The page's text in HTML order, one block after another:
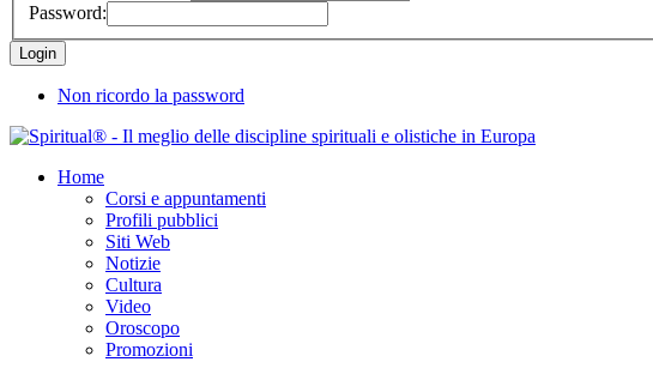
Password:
Non ricordo la password
Home
Corsi e appuntamenti
Profili pubblici
Siti Web
Notizie
Cultura
Video
Oroscopo
Promozioni